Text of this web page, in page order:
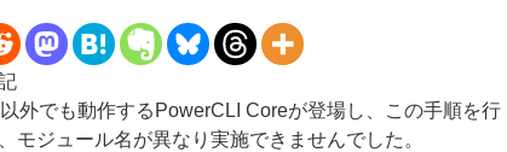
外でも動作するPowerCLI Coreが登場し、この手順を行
モジュール名が異なり実施できませんでした。